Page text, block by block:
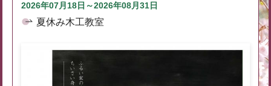
2026年07月18日～2026年08月31日
夏休み木工教室